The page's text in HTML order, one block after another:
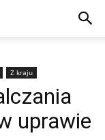
Z kraju
uprawie